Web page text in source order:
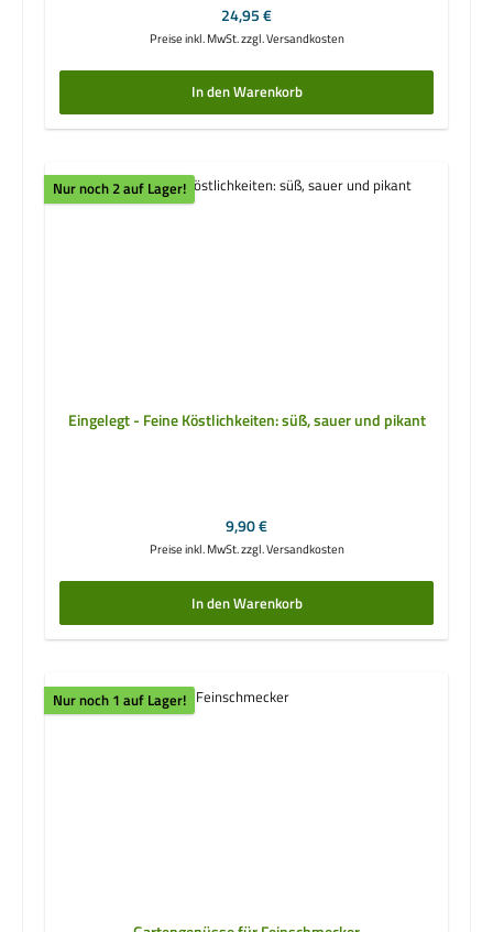
Regulärer Preis:
24,95 €
Preise inkl. MwSt. zzgl. Versandkosten
In den Warenkorb
Nur noch 2 auf Lager!
Eingelegt - Feine Köstlichkeiten: süß, sauer und pikant
Regulärer Preis:
9,90 €
Preise inkl. MwSt. zzgl. Versandkosten
In den Warenkorb
Nur noch 1 auf Lager!